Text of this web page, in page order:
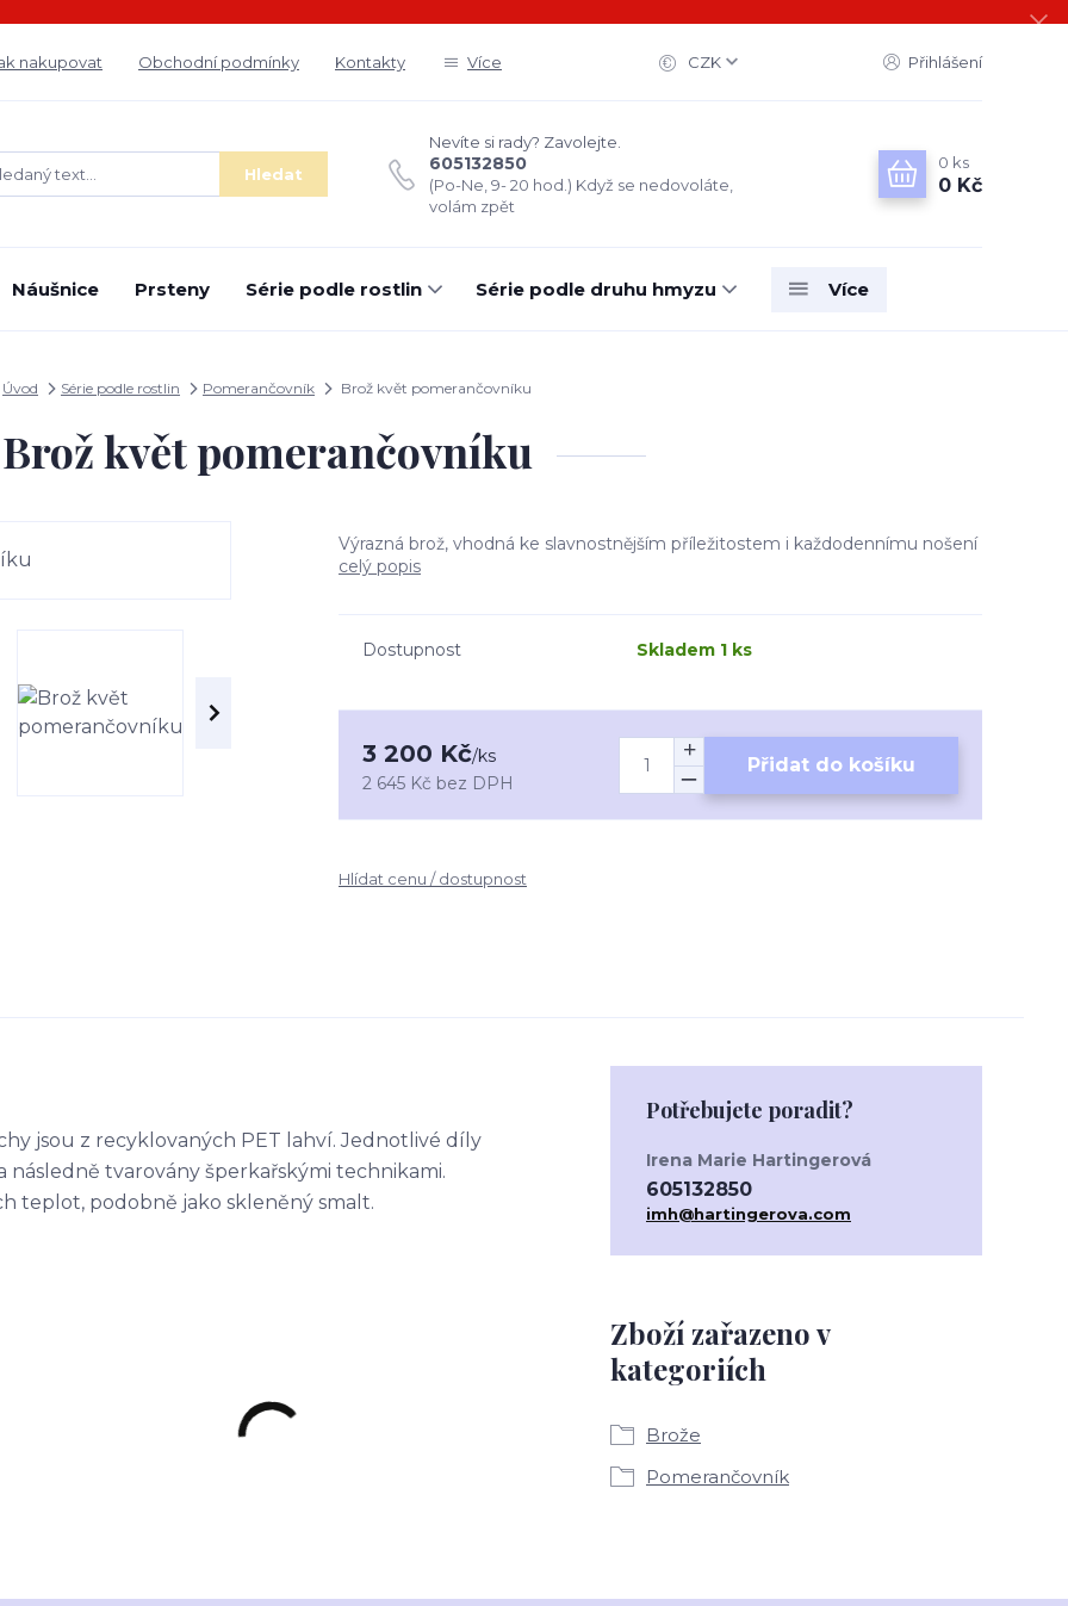
nakupovat Obchodní podmínky Kontakty Více CZK Přihlášení
Hledat
Nevíte si rady? Zavolejte.
605132850
(Po-Ne, 9- 20 hod.) Když se nedovoláte,
volám zpět
0 ks
0 Kč
Náušnice Prsteny Série podle rostlin Série podle druhu hmyzu Více
Úvod Série podle rostlin Pomerančovník Brož květ pomerančovníku
Brož květ pomerančovníku
Výrazná brož, vhodná ke slavnostnějším příležitostem i každodennímu nošení
celý popis
Dostupnost Skladem 1 ks
3 200 Kč/ks
2 645 Kč bez DPH
Přidat do košíku
Hlídat cenu / dostupnost
jsou z recyklovaných PET lahví. Jednotlivé díly
tvarovány šperkařskými technikami.
teplot, podobně jako skleněný smalt.
Zboží zařazeno v
kategoriích
Brože
Pomerančovník
Potřebujete poradit?
Irena Marie Hartingerová
605132850
imh@hartingerova.com